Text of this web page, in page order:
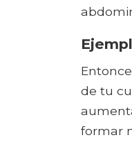
de tu
formar